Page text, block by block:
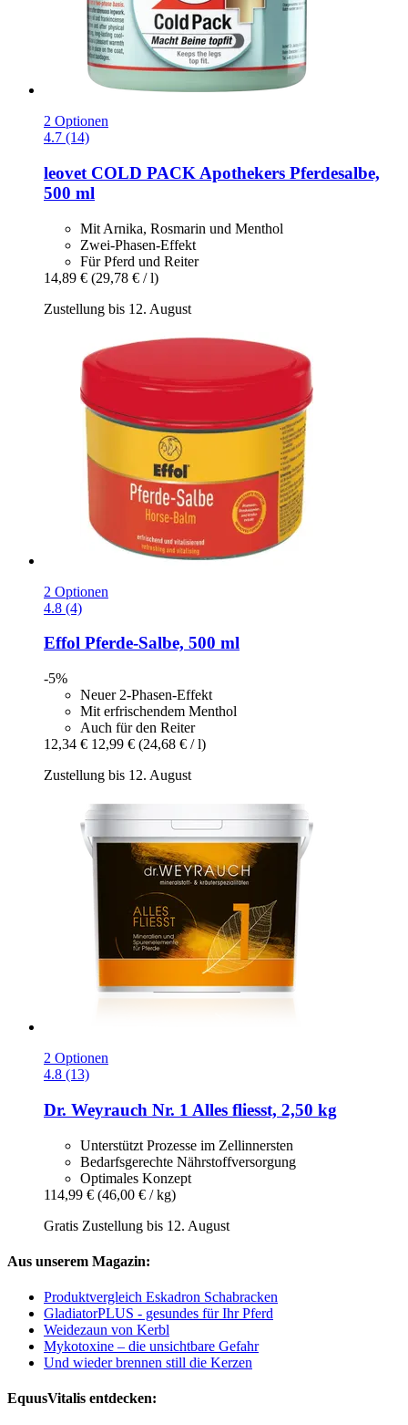
2 Optionen
4.7 (14)
leovet COLD PACK Apothekers Pferdesalbe,
500 ml
Mit Arnika, Rosmarin und Menthol
Zwei-Phasen-Effekt
Für Pferd und Reiter
14,89 € (29,78 € / l)
Zustellung bis 12. August
2 Optionen
4.8 (4)
Effol Pferde-​Salbe, 500 ml
-5%
Neuer 2-Phasen-Effekt
Mit erfrischendem Menthol
Auch für den Reiter
12,34 € 12,99 € (24,68 € / l)
Zustellung bis 12. August
2 Optionen
4.8 (13)
Dr. Weyrauch Nr. 1 Alles fliesst, 2,50 kg
Unterstützt Prozesse im Zellinnersten
Bedarfsgerechte Nährstoffversorgung
Optimales Konzept
114,99 € (46,00 € / kg)
Gratis Zustellung bis 12. August
Aus unserem Magazin:
Produktvergleich Eskadron Schabracken
GladiatorPLUS - gesundes für Ihr Pferd
Weidezaun von Kerbl
Mykotoxine – die unsichtbare Gefahr
Und wieder brennen still die Kerzen
EquusVitalis entdecken: